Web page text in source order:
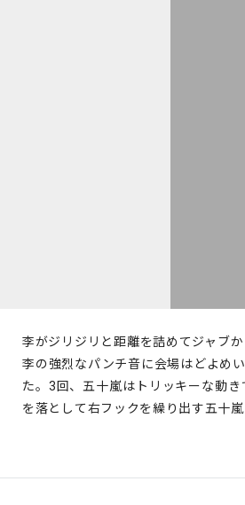
李がジリジリと距離を詰めてジャブ
李の強烈なパンチ音に会場はどよめ
た。3回、五十嵐はトリッキーな動
を落として右フックを繰り出す五十